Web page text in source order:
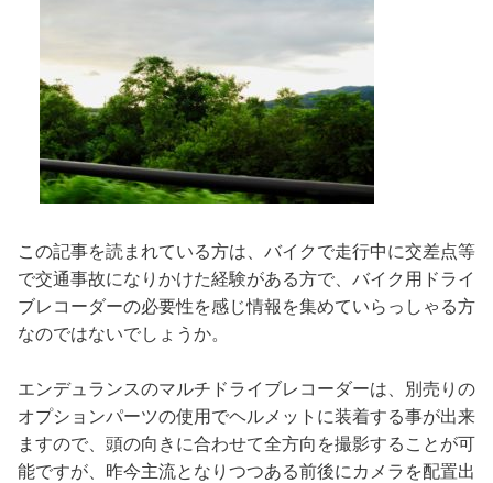
この記事を読まれている方は、バイクで走行中に交差点等
で交通事故になりかけた経験がある方で、バイク用ドライ
ブレコーダーの必要性を感じ情報を集めていらっしゃる方
なのではないでしょうか。
エンデュランスのマルチドライブレコーダーは、別売りの
オプションパーツの使用でヘルメットに装着する事が出来
ますので、頭の向きに合わせて全方向を撮影することが可
能ですが、昨今主流となりつつある前後にカメラを配置出